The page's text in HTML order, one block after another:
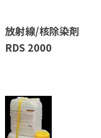
放射線/核除染剤
RDS 2000